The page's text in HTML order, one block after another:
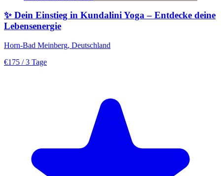
✨ Dein Einstieg in Kundalini Yoga – Entdecke deine
Lebensenergie
Horn-Bad Meinberg, Deutschland
€175 / 3 Tage